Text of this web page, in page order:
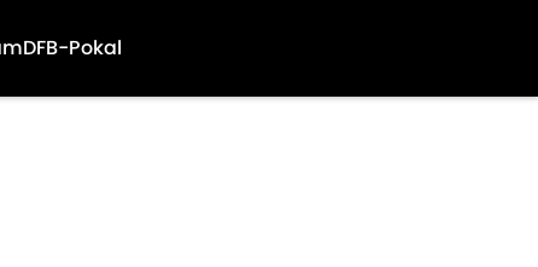
DFB-Pokal